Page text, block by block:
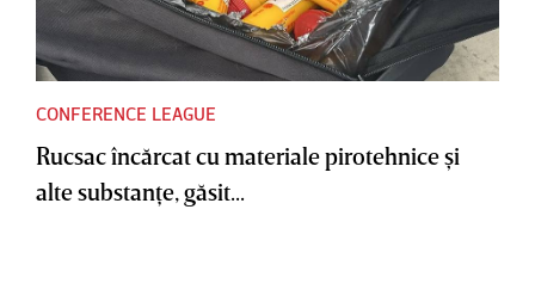
CONFERENCE LEAGUE
Rucsac încărcat cu materiale pirotehnice şi
alte substanţe, găsit...